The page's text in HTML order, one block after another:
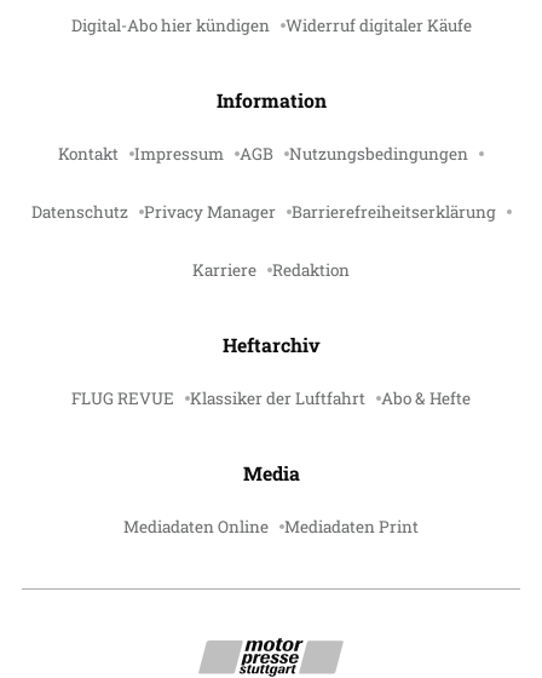
Digital-Abo hier kündigen Widerruf digitaler Käufe
Information
Kontakt Impressum AGB Nutzungsbedingungen
Datenschutz Privacy Manager Barrierefreiheitserklärung
Karriere Redaktion
Heftarchiv
FLUG REVUE Klassiker der Luftfahrt Abo & Hefte
Media
Mediadaten Online Mediadaten Print